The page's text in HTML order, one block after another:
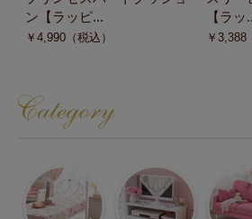
ン【ラッピ...
￥4,990 （税込）
【ラッ
￥3,388